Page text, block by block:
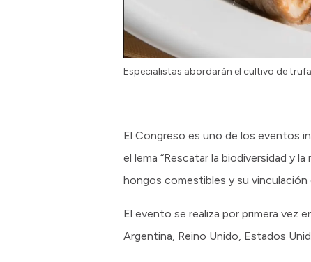
Especialistas abordarán el cultivo de
El Congreso es uno de los eventos
el lema “Rescatar la biodiversidad y
hongos comestibles y su vinculación
El evento se realiza por primera vez
Argentina, Reino Unido, Estados